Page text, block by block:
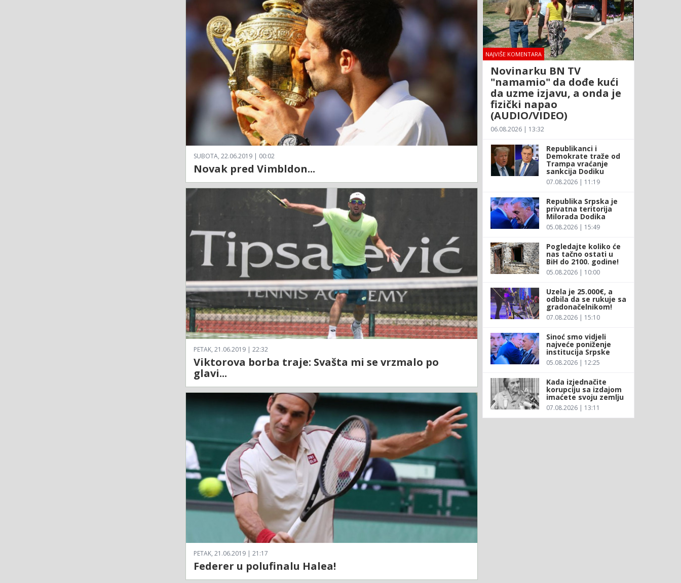
SUBOTA, 22.06.2019 | 00:02
Novak pred Vimbldon...
PETAK, 21.06.2019 | 22:32
Viktorova borba traje: Svašta mi se vrzmalo po
glavi...
PETAK, 21.06.2019 | 21:17
Federer u polufinalu Halea!
NAJVIŠE KOMENTARA
Novinarku BN TV
"namamio" da dođe kući
da uzme izjavu, a onda je
fizički napao
(AUDIO/VIDEO)
06.08.2026 | 13:32
Republikanci i
Demokrate traže od
Trampa vraćanje
sankcija Dodiku
07.08.2026 | 11:19
Republika Srpska je
privatna teritorija
Milorada Dodika
05.08.2026 | 15:49
Pogledajte koliko će
nas tačno ostati u
BiH do 2100. godine!
05.08.2026 | 10:00
Uzela je 25.000€, a
odbila da se rukuje sa
gradonačelnikom!
07.08.2026 | 15:10
Sinoć smo vidjeli
najveće poniženje
institucija Srpske
05.08.2026 | 12:25
Kada izjednačite
korupciju sa izdajom
imaćete svoju zemlju
07.08.2026 | 13:11